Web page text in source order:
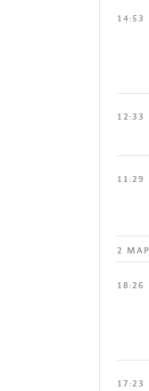
14:53
12:33
11:29
2
18:26
17:23